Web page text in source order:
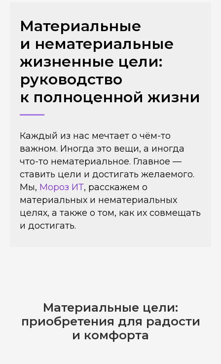
Материальные
и нематериальные
жизненные цели:
руководство
к полноценной жизни
Каждый из нас мечтает о чём-то
важном. Иногда это вещи, а иногда
что-то нематериальное. Главное —
ставить цели и достигать желаемого.
Мы, Мороз ИТ, расскажем о
материальных и нематериальных
целях, а также о том, как их совмещать
и достигать.
Материальные цели:
приобретения для радости
и комфорта